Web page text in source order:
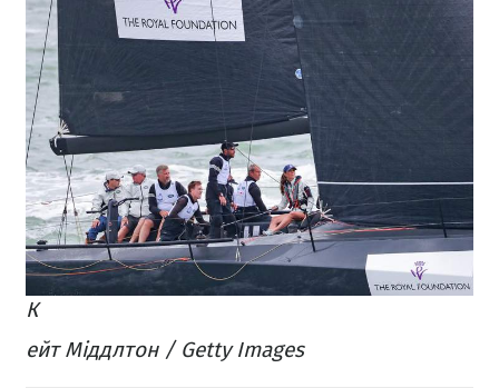
К
ейт Міддлтон / Getty Images